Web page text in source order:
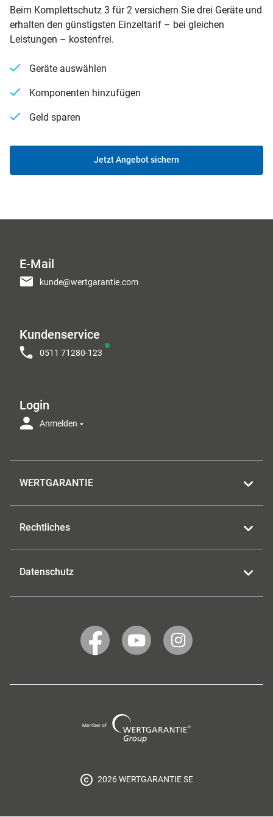
Beim Komplettschutz 3 für 2 versichern Sie drei Geräte und
erhalten den günstigsten Einzeltarif – bei gleichen
Leistungen – kostenfrei.
Geräte auswählen
Komponenten hinzufügen
Geld sparen
Jetzt Angebot sichern
E-Mail
kunde@wertgarantie.com
Kundenservice
0511 71280-123
Login
Anmelden
WERTGARANTIE
Rechtliches
Datenschutz
WERTGARANTIE
auf
WERTGARANTIE
auf
WERTGARANTIE
auf
Group
2026 WERTGARANTIE SE